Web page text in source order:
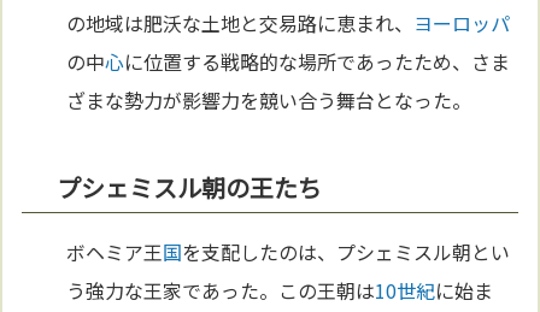
の地域は肥沃な土地と交易路に恵まれ、 ヨーロッパ
の中心に位置する戦略的な場所であったため、さま
ざまな勢力が影響力を競い合う舞台となった。
プシェミスル朝の王たち
ボヘミア王国を支配したのは、プシェミスル朝とい
う強力な王家であった。この王朝は10世紀に始ま